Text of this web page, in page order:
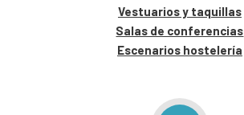
Vestuarios y taquillas
Salas de conferencias
Escenarios hostelería